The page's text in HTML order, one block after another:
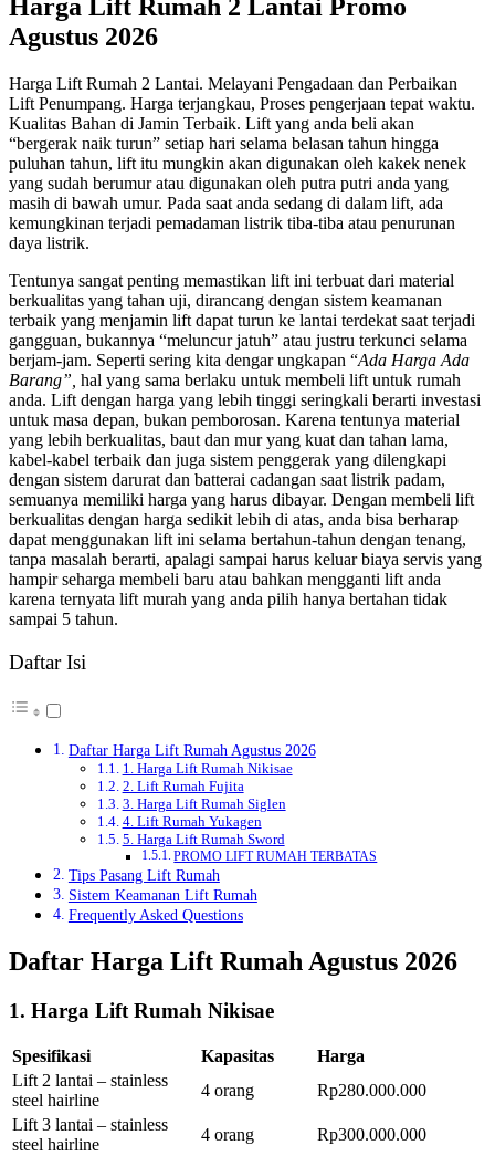
Harga Lift Rumah 2 Lantai Promo
Agustus 2026
Harga Lift Rumah 2 Lantai. Melayani Pengadaan dan Perbaikan
Lift Penumpang. Harga terjangkau, Proses pengerjaan tepat waktu.
Kualitas Bahan di Jamin Terbaik. Lift yang anda beli akan
“bergerak naik turun” setiap hari selama belasan tahun hingga
puluhan tahun, lift itu mungkin akan digunakan oleh kakek nenek
yang sudah berumur atau digunakan oleh putra putri anda yang
masih di bawah umur. Pada saat anda sedang di dalam lift, ada
kemungkinan terjadi pemadaman listrik tiba-tiba atau penurunan
daya listrik.
Tentunya sangat penting memastikan lift ini terbuat dari material
berkualitas yang tahan uji, dirancang dengan sistem keamanan
terbaik yang menjamin lift dapat turun ke lantai terdekat saat terjadi
gangguan, bukannya “meluncur jatuh” atau justru terkunci selama
berjam-jam. Seperti sering kita dengar ungkapan “Ada Harga Ada
Barang”, hal yang sama berlaku untuk membeli lift untuk rumah
anda. Lift dengan harga yang lebih tinggi seringkali berarti investasi
untuk masa depan, bukan pemborosan. Karena tentunya material
yang lebih berkualitas, baut dan mur yang kuat dan tahan lama,
kabel-kabel terbaik dan juga sistem penggerak yang dilengkapi
dengan sistem darurat dan batterai cadangan saat listrik padam,
semuanya memiliki harga yang harus dibayar. Dengan membeli lift
berkualitas dengan harga sedikit lebih di atas, anda bisa berharap
dapat menggunakan lift ini selama bertahun-tahun dengan tenang,
tanpa masalah berarti, apalagi sampai harus keluar biaya servis yang
hampir seharga membeli baru atau bahkan mengganti lift anda
karena ternyata lift murah yang anda pilih hanya bertahan tidak
sampai 5 tahun.
Daftar Isi
Daftar Harga Lift Rumah Agustus 2026
1. Harga Lift Rumah Nikisae
2. Lift Rumah Fujita
3. Harga Lift Rumah Siglen
4. Lift Rumah Yukagen
5. Harga Lift Rumah Sword
PROMO LIFT RUMAH TERBATAS
Tips Pasang Lift Rumah
Sistem Keamanan Lift Rumah
Frequently Asked Questions
Daftar Harga Lift Rumah Agustus 2026
1. Harga Lift Rumah Nikisae
Spesifikasi Kapasitas
Harga
Lift 2 lantai – stainless
steel hairline
4 orang
Rp280.000.000
Lift 3 lantai – stainless
steel hairline
4 orang
Rp300.000.000